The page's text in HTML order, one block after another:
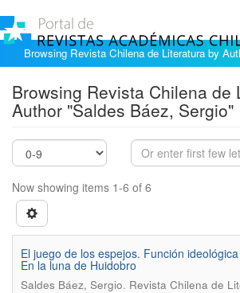
Browsing Revista Chilena de Literatura by
Browsing Revista Chilena de
Author "Saldes Báez, Sergio"
Now showing items 1-6 of 6
El juego de los espejos. Función
En la luna de Huidobro
Saldes Báez, Sergio. Revista Chilena de